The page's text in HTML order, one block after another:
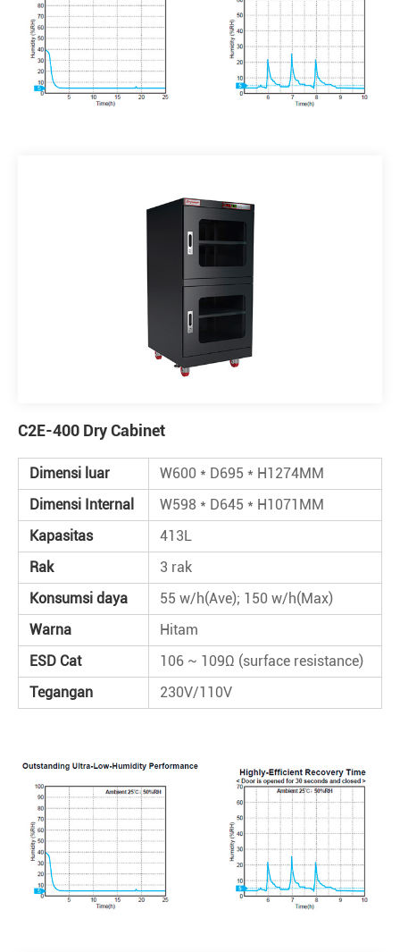
C2E-400 Dry Cabinet
Dimensi luar
W600 * D695 * H1274MM
Dimensi Internal
W598 * D645 * H1071MM
Kapasitas
413L
Rak
3 rak
Konsumsi daya
55 w/h(Ave); 150 w/h(Max)
Warna
Hitam
ESD Cat
106 ~ 109Ω (surface resistance)
Tegangan
230V/110V